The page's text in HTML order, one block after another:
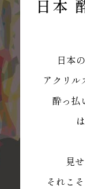
日本
アクリル
酔っ払
見
それこ